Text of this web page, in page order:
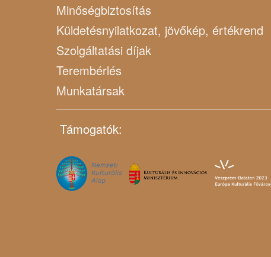
Minőségbiztosítás
Küldetésnyilatkozat, jövőkép, értékrend
Szolgáltatási díjak
Terembérlés
Munkatársak
Támogatók: